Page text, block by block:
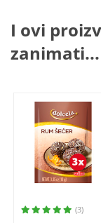
I ovi
zanimati...
(3)